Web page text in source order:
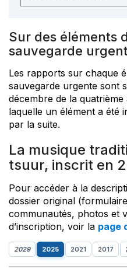
Sur des éléments
sauvegarde
Les rapports sur chaque
sauvegarde urgente sont
décembre de la
laquelle un élément a été
par la suite.
La musique
tsuur, inscrit en
Pour accéder à la
dossier original
communautés, photos et
d’inscription, voir la page
2029 2025 2021 2017